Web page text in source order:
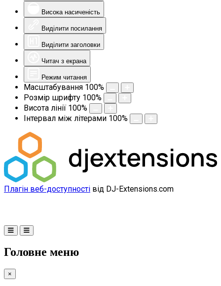
Висока насиченість
Виділити посилання
Виділити заголовки
Читач з екрана
Режим читання
Масштабування 100%
Розмір шрифту 100%
Висота лінії 100%
Інтервал між літерами 100%
Плагін веб-доступності від DJ-Extensions.com
Головне меню
×